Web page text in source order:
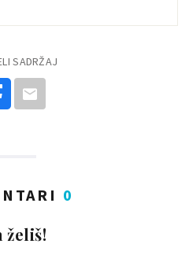
SADRŽAJ
0
želiš!